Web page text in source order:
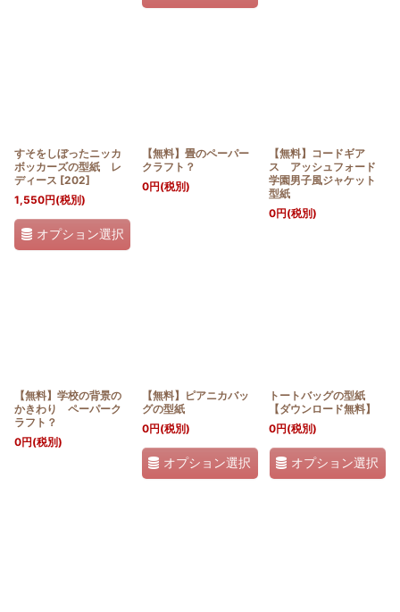
すそをしぼったニッカ
ボッカーズの型紙 レ
ディース [202]
1,550円(税別)
オプション選択
【無料】畳のペーパー
クラフト？
0円(税別)
【無料】コードギア
ス アッシュフォード
学園男子風ジャケット
型紙
0円(税別)
【無料】学校の背景の
かきわり ペーパーク
ラフト？
0円(税別)
【無料】ピアニカバッ
グの型紙
0円(税別)
オプション選択
トートバッグの型紙
【ダウンロード無料】
0円(税別)
オプション選択